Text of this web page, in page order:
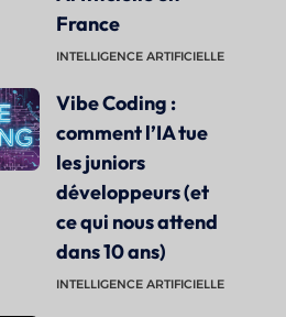
France
INTELLIGENCE ARTIFICIELLE
Vibe Coding :
comment l’IA tue
les juniors
développeurs (et
ce qui nous attend
dans 10 ans)
INTELLIGENCE ARTIFICIELLE